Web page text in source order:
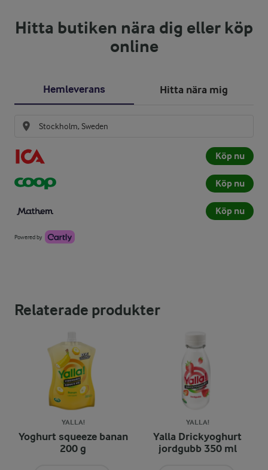
Hitta butiken nära dig eller köp
online
Hemleverans Hitta nära mig
Köp nu
Köp nu
Köp nu
Powered by
Relaterade produkter
YALLA!
Yoghurt squeeze banan
200 g
YALLA!
Yalla Drickyoghurt
jordgubb 350 ml